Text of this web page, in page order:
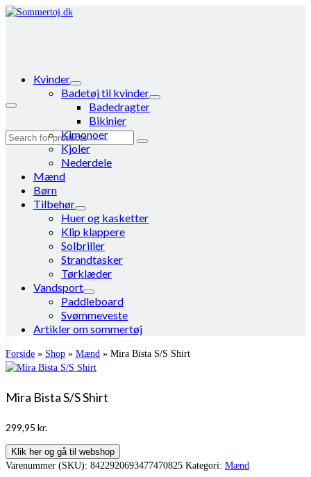
Search
Kvinder
Badetøj til kvinder
Badedragter
Bikinier
Kimonoer
Kjoler
Nederdele
Mænd
Børn
Tilbehør
Huer og kasketter
Klip klappere
Solbriller
Strandtasker
Tørklæder
Vandsport
Paddleboard
Svømmeveste
Artikler om sommertøj
Forside » Shop » Mænd » Mira Bista S/S Shirt
Mira Bista S/S Shirt
299,95 kr.
Klik her og gå til webshop
Varenummer (SKU): 8422920693477470825 Kategori: Mænd